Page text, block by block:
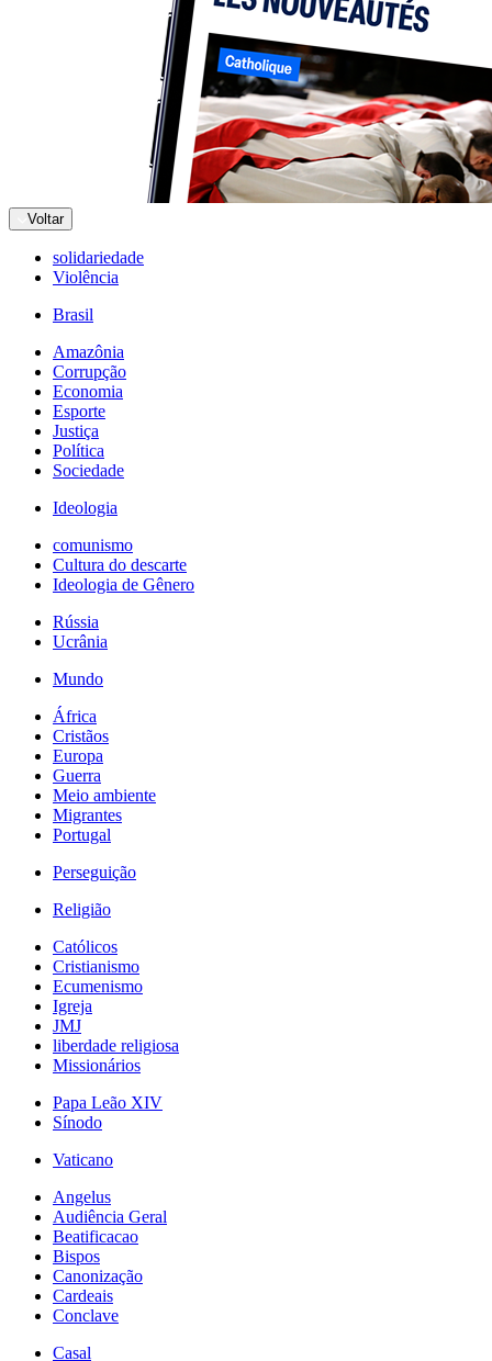
Voltar
solidariedade
Violência
Brasil
Amazônia
Corrupção
Economia
Esporte
Justiça
Política
Sociedade
Ideologia
comunismo
Cultura do descarte
Ideologia de Gênero
Rússia
Ucrânia
Mundo
África
Cristãos
Europa
Guerra
Meio ambiente
Migrantes
Portugal
Perseguição
Religião
Católicos
Cristianismo
Ecumenismo
Igreja
JMJ
liberdade religiosa
Missionários
Papa Leão XIV
Sínodo
Vaticano
Angelus
Audiência Geral
Beatificacao
Bispos
Canonização
Cardeais
Conclave
Casal